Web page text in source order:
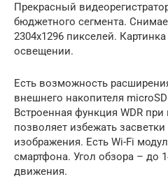
Прекрасный
бюджетного сегмента.
2304х1296 пикселей.
освещении.
Есть возможность
внешнего накопителя
Встроенная функция WDR
позволяет избежать
изображения. Есть Wi-Fi
смартфона. Угол обзора – до
движения.